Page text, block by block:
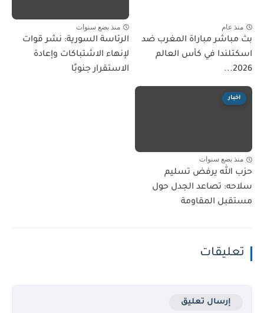
منذ عام
بث مباشر مباراة المغرب ضد
اسكتلندا في كأس العالم
2026...
منذ بضع سنوات
الرئاسة السورية: نشر قوات
لإنهاء الاشتباكات وإعادة
الاستقرار جنوبًا
اخبار
منذ بضع سنوات
حزب الله يرفض تسليم
سلاحه: تصاعد الجدل حول
مستقبل المقاومة
تعليقات
إرسال تعليق